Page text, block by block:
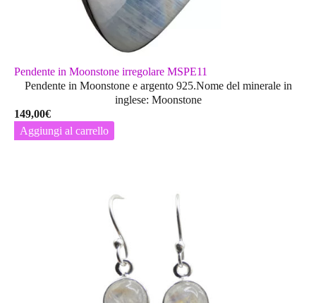
Pendente in Moonstone irregolare MSPE11
Pendente in Moonstone e argento 925.Nome del minerale in
inglese: Moonstone
149,00€
Aggiungi al carrello